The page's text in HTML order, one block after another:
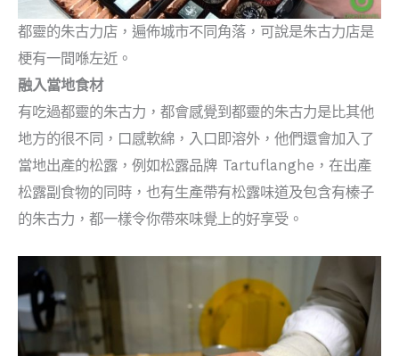
都靈的朱古力店，遍佈城市不同角落，可說是朱古力店是
梗有一間喺左近。
融入當地食材
有吃過都靈的朱古力，都會感覺到都靈的朱古力是比其他
地方的很不同，口感軟綿，入口即溶外，他們還會加入了
當地出產的松露，例如松露品牌 Tartuflanghe，在出產
松露副食物的同時，也有生產帶有松露味道及包含有榛子
的朱古力，都一樣令你帶來味覺上的好享受。